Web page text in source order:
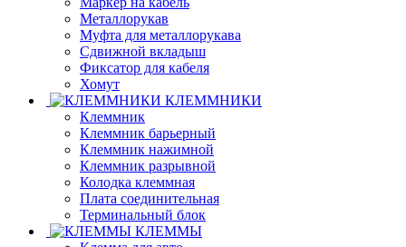
Металлорукав
Муфта для металлорукава
Сдвижной вкладыш
Фиксатор для кабеля
Хомут
КЛЕММНИКИ
Клеммник
Клеммник барьерный
Клеммник нажимной
Клеммник разрывной
Колодка клеммная
Плата соединительная
Терминальный блок
КЛЕММЫ